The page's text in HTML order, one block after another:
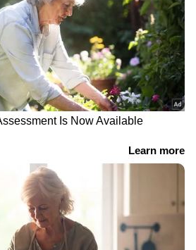
ക്രൂരതകളെ വിവിധ
അപലപിച്ചു.
വിടാനായി മൃഗങ്ങളെ
ധാർമ്മികതയെ